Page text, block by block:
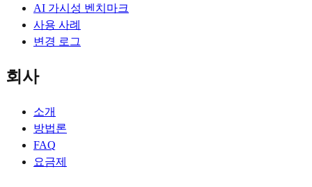
AI 가시성 벤치마크
사용 사례
변경 로그
회사
소개
방법론
FAQ
요금제